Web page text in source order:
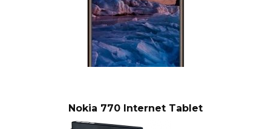
Nokia 770 Internet Tablet